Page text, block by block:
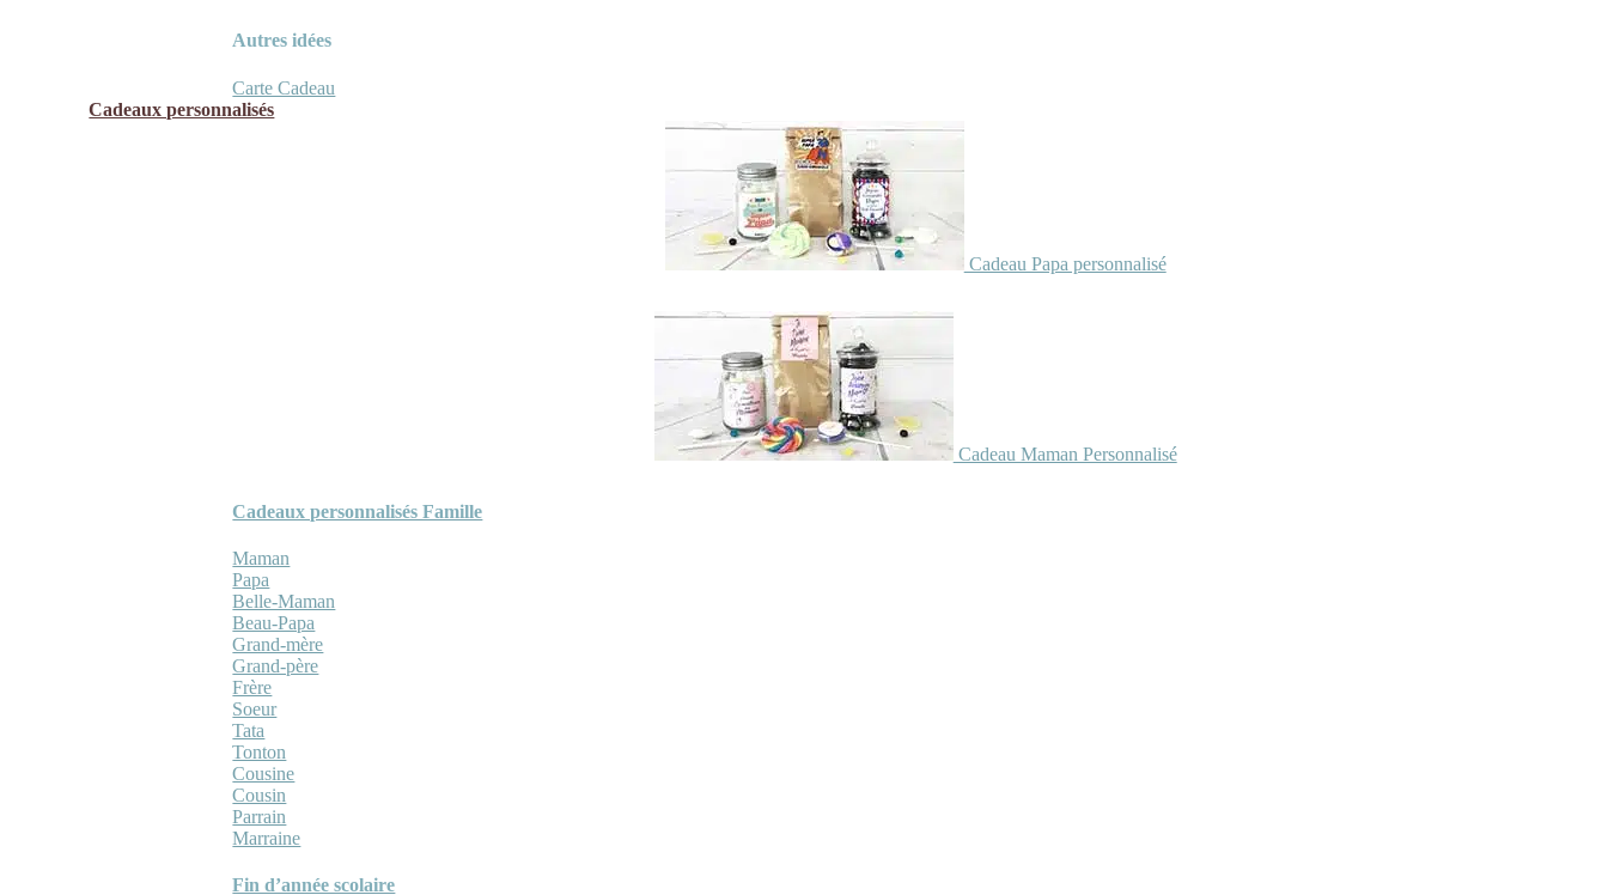
Autres idées
Carte Cadeau
Cadeaux personnalisés
Cadeau Papa personnalisé
Cadeau Maman Personnalisé
Cadeaux personnalisés Famille
Maman
Papa
Belle-Maman
Beau-Papa
Grand-mère
Grand-père
Frère
Soeur
Tata
Tonton
Cousine
Cousin
Parrain
Marraine
Fin d’année scolaire